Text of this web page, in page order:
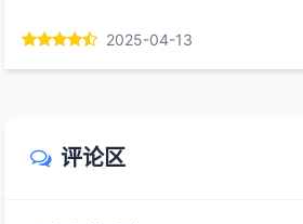
2025-04-13
评论区